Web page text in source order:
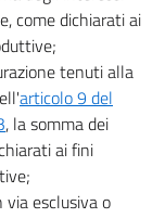
come dichiarati ai
tenuti alla
articolo 9 del
, la somma dei
ai fini
esclusiva o